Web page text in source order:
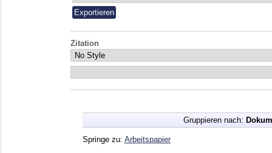
Zitation
Gruppieren nach:
Springe zu: Arbeitspapier